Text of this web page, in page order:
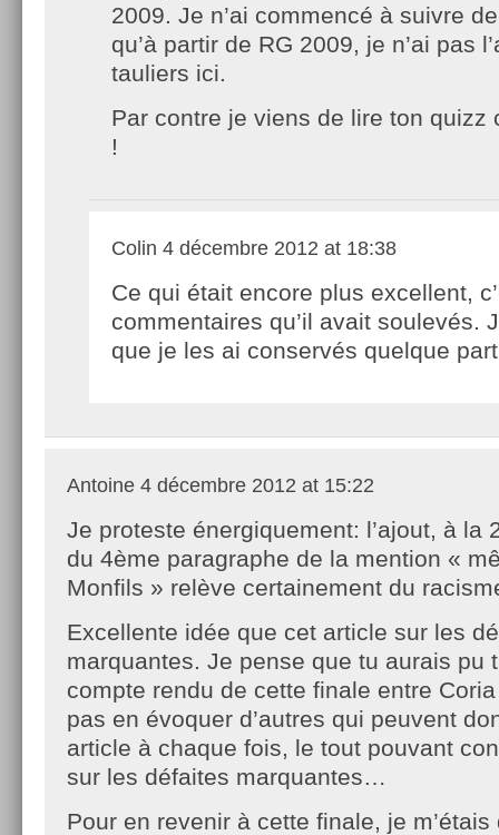
2009. Je n’ai commencé à suivre
qu’à partir de RG 2009, je n’ai pas
tauliers ici.
Par contre je viens de lire ton quizz
!
Colin 4 décembre 2012 at 18:38
Ce qui était encore plus excellent,
commentaires qu’il avait soulevés.
que je les ai conservés quelque
Antoine 4 décembre 2012 at 15:22
Je proteste énergiquement: l’ajout, à la
du 4ème paragraphe de la mention «
Monfils » relève certainement du
Excellente idée que cet article sur les
marquantes. Je pense que tu aurais pu
compte rendu de cette finale entre
pas en évoquer d’autres qui peuvent
article à chaque fois, le tout pouvant
sur les défaites marquantes…
Pour en revenir à cette finale, je